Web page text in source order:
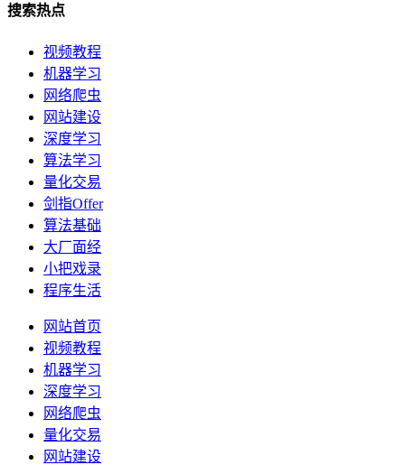
搜索热点
视频教程
机器学习
网络爬虫
网站建设
深度学习
算法学习
量化交易
剑指Offer
算法基础
大厂面经
小把戏录
程序生活
网站首页
视频教程
机器学习
深度学习
网络爬虫
量化交易
网站建设